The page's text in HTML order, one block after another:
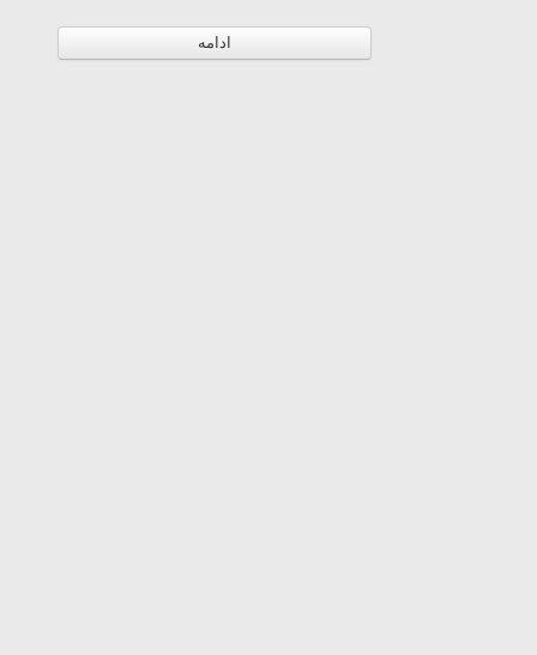
ادامه